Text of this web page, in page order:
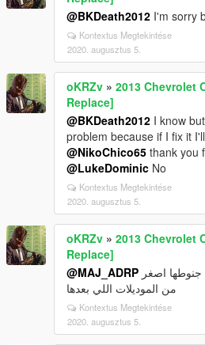
@BKDeath2012 I'm sorry
Kontextus Megtekintése
2020. augusztus 5.
oKRZv » 2013 Chevrolet
Replace]
@BKDeath2012 I know
problem because if I fix it
@NikoChico65 thank you
@LukeDominic No
Kontextus Megtekintése
2020. augusztus 5.
oKRZv » 2013 Chevrolet
Replace]
@MAJ_ADRP
من الموديلات اللي بعدها
Kontextus Megtekintése
2020. augusztus 5.